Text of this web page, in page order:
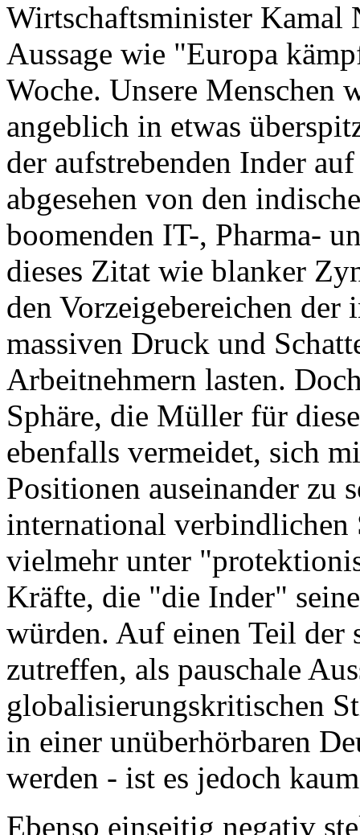
Wirtschaftsminister Kamal
Aussage wie "Europa
Woche. Unsere Menschen
angeblich in etwas
der aufstrebenden Inder
abgesehen von den
boomenden IT-, Pharma-
dieses Zitat wie blanker
den Vorzeigebereichen
massiven Druck und
Arbeitnehmern lasten.
Sphäre, die Müller für
ebenfalls vermeidet, sich
Positionen auseinander zu
international verbindlichen
vielmehr unter
Kräfte, die "die Inder"
würden. Auf einen Teil der
zutreffen, als pauschale
globalisierungskritischen
in einer unüberhörbaren
werden - ist es jedoch
Ebenso einseitig negativ